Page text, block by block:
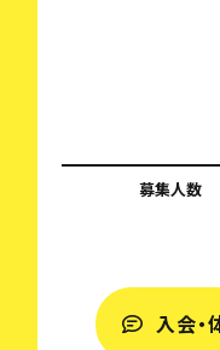
募集人数
入会・